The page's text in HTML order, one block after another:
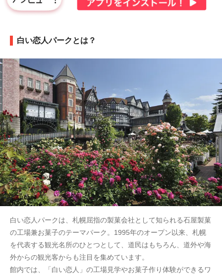
白い恋人パークとは？
白い恋人パークは、札幌屈指の製菓会社として知られる石屋製菓
の工場兼お菓子のテーマパーク。1995年のオープン以来、札幌
を代表する観光名所のひとつとして、道民はもちろん、道外や海
外からの観光客からも注目を集めています。
館内では、「白い恋人」の工場見学やお菓子作り体験ができるワ